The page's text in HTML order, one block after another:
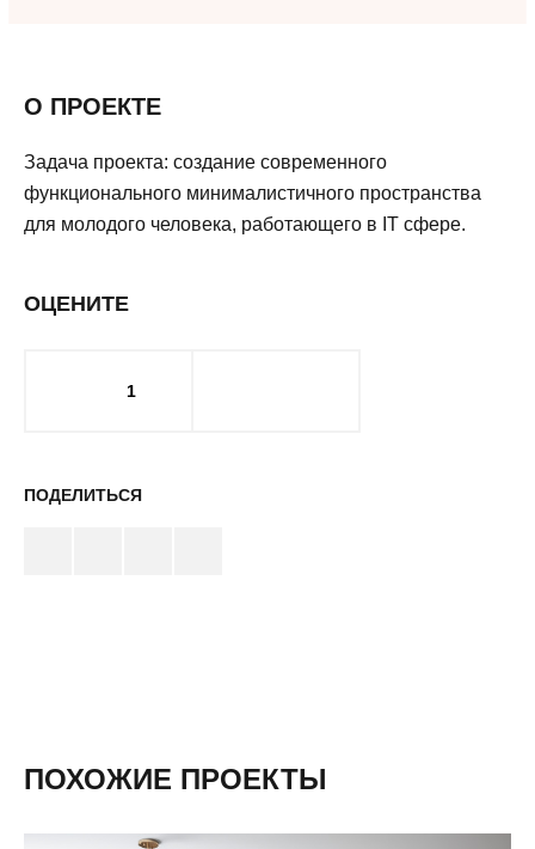
О ПРОЕКТЕ
Задача проекта: создание современного
функционального минималистичного пространства
для молодого человека, работающего в IT сфере.
ОЦЕНИТЕ
1
ПОДЕЛИТЬСЯ
ПОХОЖИЕ ПРОЕКТЫ